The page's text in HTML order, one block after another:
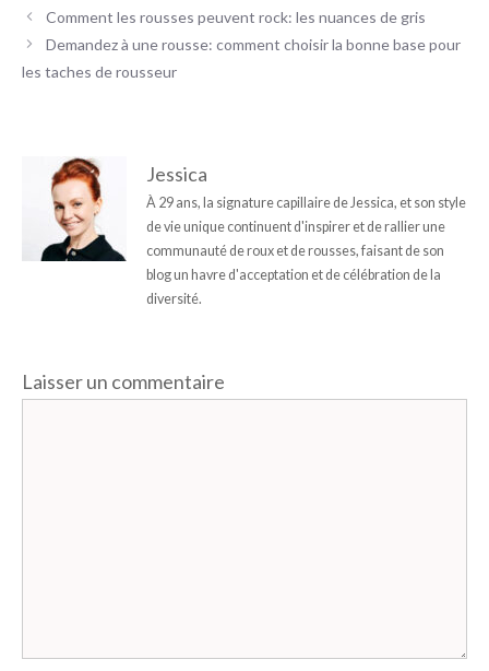
Comment les rousses peuvent rock: les nuances de gris
Demandez à une rousse: comment choisir la bonne base pour
les taches de rousseur
Jessica
À 29 ans, la signature capillaire de Jessica, et son style
de vie unique continuent d'inspirer et de rallier une
communauté de roux et de rousses, faisant de son
blog un havre d'acceptation et de célébration de la
diversité.
Laisser un commentaire